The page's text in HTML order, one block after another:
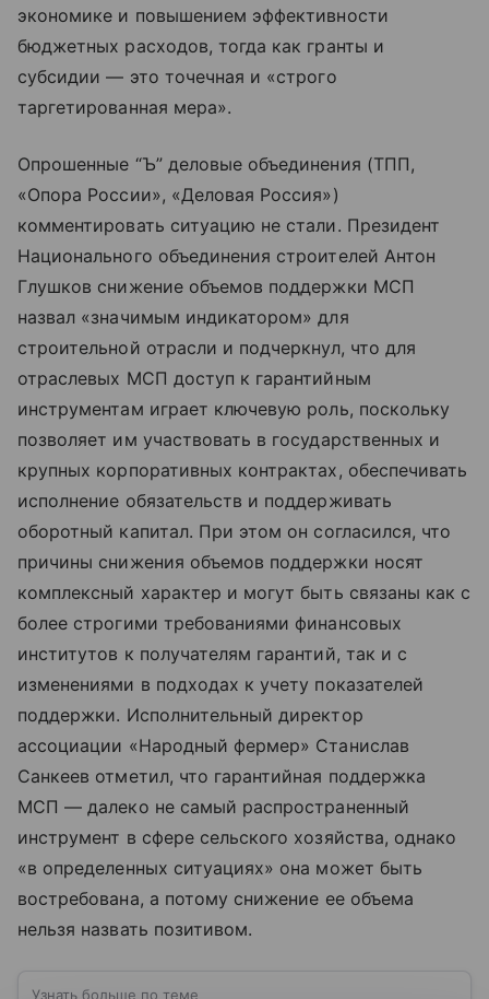
экономике и повышением эффективности
бюджетных расходов, тогда как гранты и
субсидии — это точечная и «строго
таргетированная мера».
Опрошенные “Ъ” деловые объединения (ТПП,
«Опора России», «Деловая Россия»)
комментировать ситуацию не стали. Президент
Национального объединения строителей Антон
Глушков снижение объемов поддержки МСП
назвал «значимым индикатором» для
строительной отрасли и подчеркнул, что для
отраслевых МСП доступ к гарантийным
инструментам играет ключевую роль, поскольку
позволяет им участвовать в государственных и
крупных корпоративных контрактах, обеспечивать
исполнение обязательств и поддерживать
оборотный капитал. При этом он согласился, что
причины снижения объемов поддержки носят
комплексный характер и могут быть связаны как с
более строгими требованиями финансовых
институтов к получателям гарантий, так и с
изменениями в подходах к учету показателей
поддержки. Исполнительный директор
ассоциации «Народный фермер» Станислав
Санкеев отметил, что гарантийная поддержка
МСП — далеко не самый распространенный
инструмент в сфере сельского хозяйства, однако
«в определенных ситуациях» она может быть
востребована, а потому снижение ее объема
нельзя назвать позитивом.
Узнать больше по теме